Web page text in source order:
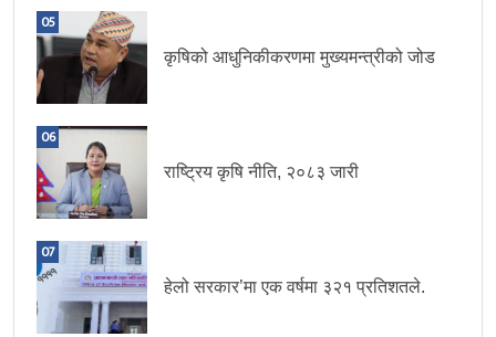
05
कृषिको आधुनिकीकरणमा मुख्यमन्त्रीको जोड
06
राष्ट्रिय कृषि नीति, २०८३ जारी
07
हेलो सरकार’मा एक वर्षमा ३२१ प्रतिशतले.